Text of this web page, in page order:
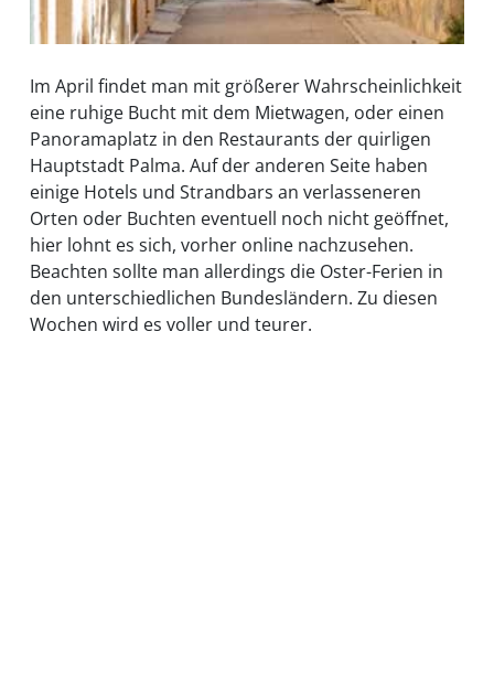
Im April findet man mit größerer Wahrscheinlichkeit
eine ruhige Bucht mit dem Mietwagen, oder einen
Panoramaplatz in den Restaurants der quirligen
Hauptstadt Palma. Auf der anderen Seite haben
einige Hotels und Strandbars an verlasseneren
Orten oder Buchten eventuell noch nicht geöffnet,
hier lohnt es sich, vorher online nachzusehen.
Beachten sollte man allerdings die Oster-Ferien in
den unterschiedlichen Bundesländern. Zu diesen
Wochen wird es voller und teurer.